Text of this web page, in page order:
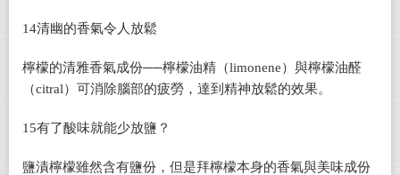
14清幽的香氣令人放鬆
檸檬的清雅香氣成份──檸檬油精（limonene）與檸檬油醛
（citral）可消除腦部的疲勞，達到精神放鬆的效果。
15有了酸味就能少放鹽？
鹽漬檸檬雖然含有鹽份，但是拜檸檬本身的香氣與美味成份